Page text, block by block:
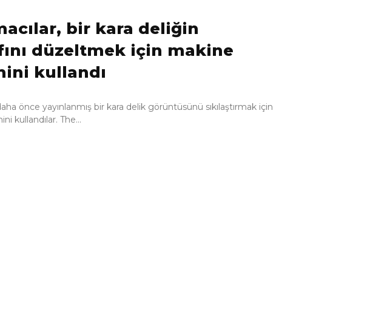
bir kara deliğin
düzeltmek için makine
kullandı
önce yayınlanmış bir kara delik görüntüsünü sıkılaştırmak için
kullandılar. The...